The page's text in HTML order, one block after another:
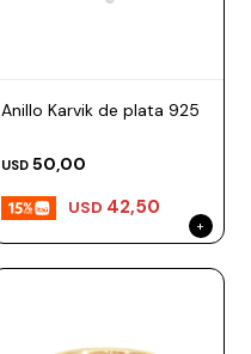
Anillo Karvik de plata 925
USD 50,00
USD 42,50